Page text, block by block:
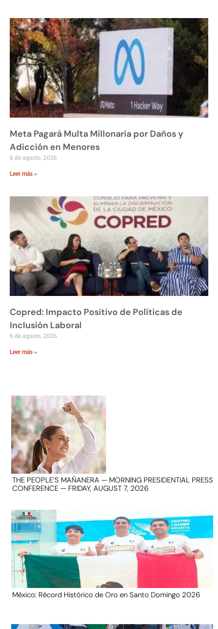
Meta Pagará Multa Millonaria por Daños y
Adicción en Menores
6 de agosto, 2026
Leer más »
Copred: Impacto Positivo de Políticas de
Inclusión Laboral
6 de agosto, 2026
Leer más »
THE PEOPLE’S MAÑANERA — MORNING PRESIDENTIAL PRESS
CONFERENCE — FRIDAY, AUGUST 7, 2026
México: Récord Histórico de Oro en Santo Domingo 2026